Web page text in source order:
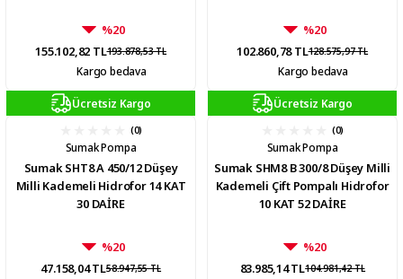
%20
155.102,82 TL193.878,53 TL
Kargo bedava
%20
102.860,78 TL128.575,97 TL
Kargo bedava
Ücretsiz Kargo
(0)
Sumak Pompa
Sumak SHT8 A 450/12 Düşey
Milli Kademeli Hidrofor 14 KAT
30 DAİRE
%20
47.158,04 TL58.947,55 TL
Ücretsiz Kargo
(0)
Sumak Pompa
Sumak SHM8 B 300/8 Düşey Milli
Kademeli Çift Pompalı Hidrofor
10 KAT 52 DAİRE
%20
83.985,14 TL104.981,42 TL